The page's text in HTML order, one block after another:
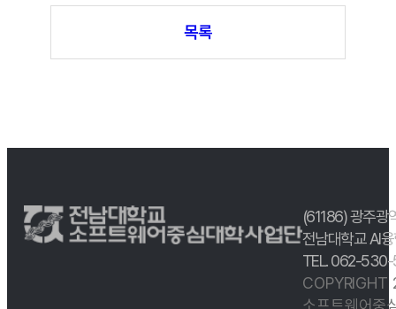
목록
(61186) 광주광
전남대학교 AI
TEL. 062-
COPYRIGHT
소프트웨어중